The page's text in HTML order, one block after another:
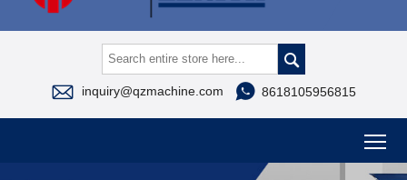

 inquiry@qzmachine.com  8618105956815